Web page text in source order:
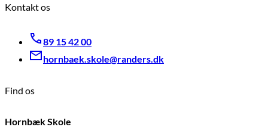
Kontakt os
89 15 42 00
hornbaek.skole@randers.dk
Find os
Hornbæk Skole